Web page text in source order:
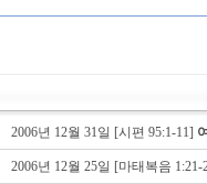
2006년 12월 31일 [시편 95:1-11]
2006년 12월 25일 [마태복음